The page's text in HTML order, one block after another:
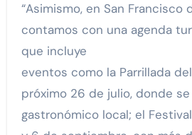
“Asimismo, en San Francisco
contamos con una agenda
que incluye
eventos como la Parrillada
próximo 26 de julio, donde
gastronómico local; el